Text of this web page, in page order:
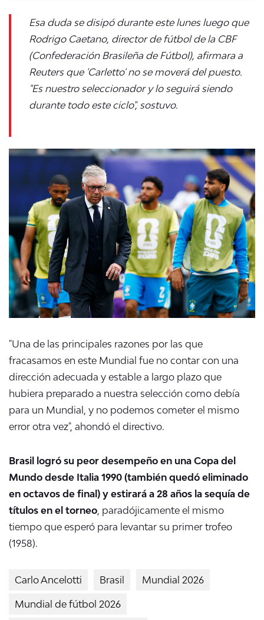
Esa duda se disipó durante este lunes luego que
Rodrigo Caetano, director de fútbol de la CBF
(Confederación Brasileña de Fútbol), afirmara a
Reuters que 'Carletto' no se moverá del puesto.
"Es nuestro seleccionador y lo seguirá siendo
durante todo este ciclo", sostuvo.
"Una de las principales razones por las que
fracasamos en este Mundial fue no contar con una
dirección adecuada y estable a largo plazo que
hubiera preparado a nuestra selección como debía
para un Mundial, y no podemos cometer el mismo
error otra vez", ahondó el directivo.
Brasil logró su peor desempeño en una Copa del
Mundo desde Italia 1990 (también quedó eliminado
en octavos de final) y estirará a 28 años la sequía de
títulos en el torneo , paradójicamente el mismo
tiempo que esperó para levantar su primer trofeo
(1958).
Carlo Ancelotti Brasil Mundial 2026
Mundial de fútbol 2026